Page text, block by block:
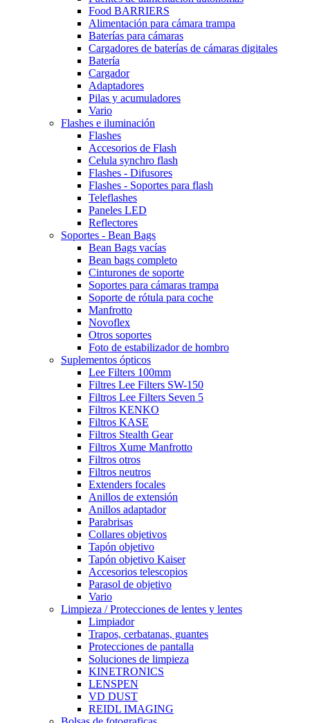
Food BARRIERS
Alimentación para cámara trampa
Baterías para cámaras
Cargadores de baterías de cámaras digitales
Batería
Cargador
Adaptadores
Pilas y acumuladores
Vario
Flashes e iluminación
Flashes
Accesorios de Flash
Celula synchro flash
Flashes - Difusores
Flashes - Soportes para flash
Teleflashes
Paneles LED
Reflectores
Soportes - Bean Bags
Bean Bags vacías
Bean bags completo
Cinturones de soporte
Soportes para cámaras trampa
Soporte de rótula para coche
Manfrotto
Novoflex
Otros soportes
Foto de estabilizador de hombro
Suplementos ópticos
Lee Filters 100mm
Filtres Lee Filters SW-150
Filtros Lee Filters Seven 5
Filtros KENKO
Filtros KASE
Filtros Stealth Gear
Filtros Xume Manfrotto
Filtros otros
Filtros neutros
Extenders focales
Anillos de extensión
Anillos adaptador
Parabrisas
Collares objetivos
Tapón objetivo
Tapón objetivo Kaiser
Accesorios telescopios
Parasol de objetivo
Vario
Limpieza / Protecciones de lentes y lentes
Limpiador
Trapos, cerbatanas, guantes
Protecciones de pantalla
Soluciones de limpieza
KINETRONICS
LENSPEN
VD DUST
REIDL IMAGING